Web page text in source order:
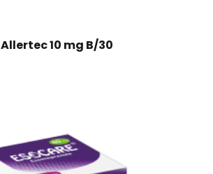
Allertec 10 mg B/30